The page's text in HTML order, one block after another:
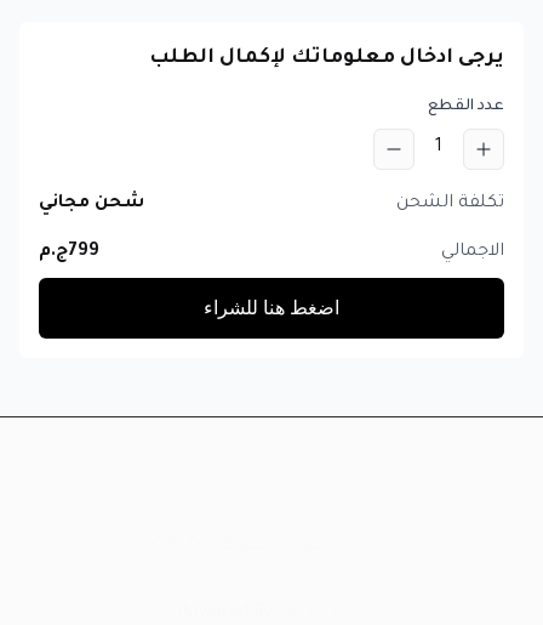
يرجى ادخال معلوماتك لإكمال الطلب
عدد القطع
1
تكلفة الشحن شحن مجاني
الاجمالي 799ج.م
اضغط هنا للشراء